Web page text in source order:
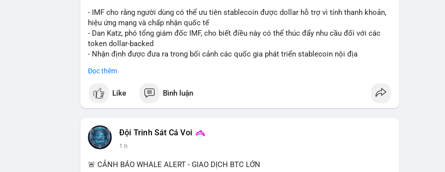
- IMF cho rằng người dùng có thể ưu tiên stablecoin được dollar hỗ trợ vì tính thanh khoản,
hiệu ứng mạng và chấp nhận quốc tế
- Dan Katz, phó tổng giám đốc IMF, cho biết điều này có thể thúc đẩy nhu cầu đối với các
token dollar-backed
- Nhận định được đưa ra trong bối cảnh các quốc gia phát triển stablecoin nội địa
$btc $eth
#vlikevn #titanbot
Đọc thêm
Like Bình luận
Đội Trinh Sát Cá Voi
1 h
🚨 CẢNH BÁO WHALE ALERT - GIAO DỊCH BTC LỚN